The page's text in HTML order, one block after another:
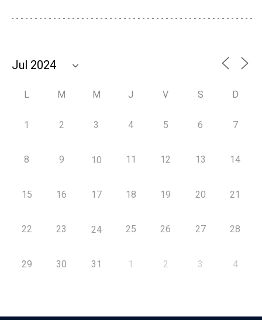
L M M J V S D
1 2 3 4 5 6 7
8 9 10 11 12 13 14
15 16 17 18 19 20 21
22 23 24 25 26 27 28
29 30 31 1 2 3 4